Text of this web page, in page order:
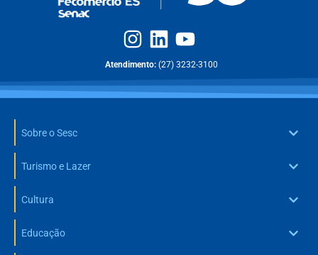
Atendimento: (27) 3232-3100
Sobre o Sesc
Turismo e Lazer
Cultura
Educação